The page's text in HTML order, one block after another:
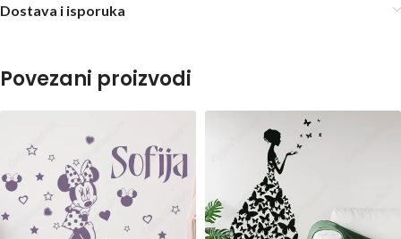
Dostava i isporuka
Povezani proizvodi